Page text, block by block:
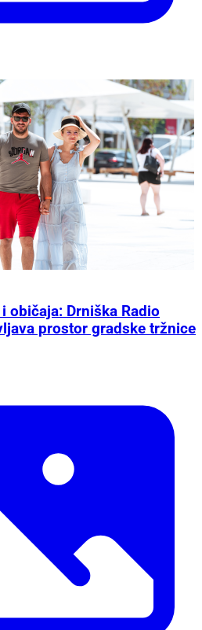
običaja: Drniška Radio
prostor gradske tržnice